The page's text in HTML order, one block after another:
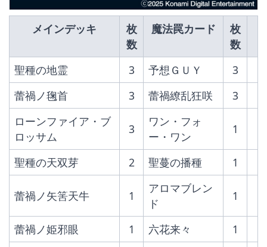
メインデッキ
枚
数
魔法罠カード
枚
数
聖種の地霊
3 予想ＧＵＹ
3
蕾禍ノ毱首
3 蕾禍繚乱狂咲
3
ローンファイア・ブ
ロッサム
3
ワン・フォ
ー・ワン
1
聖種の天双芽 2 聖蔓の播種 1
蕾禍ノ矢筈天牛 1
アロマブレン
ド
1
蕾禍ノ姫邪眼 1 六花来々
1